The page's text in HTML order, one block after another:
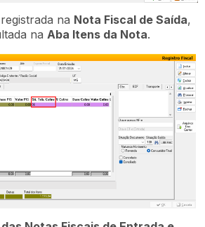
na Nota Fiscal de Saída,
na Aba Itens da Nota.